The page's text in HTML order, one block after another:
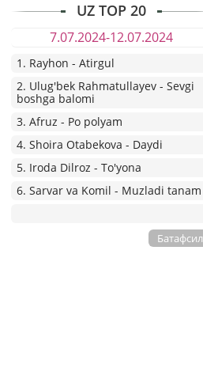
UZ TOP 20
7.07.2024-12.07.2024
1. Rayhon - Atirgul
2. Ulug'bek Rahmatullayev - Sevgi
boshga balomi
3. Afruz - Po polyam
4. Shoira Otabekova - Daydi
5. Iroda Dilroz - To'yona
6. Sarvar va Komil - Muzladi tanam
Батафсил